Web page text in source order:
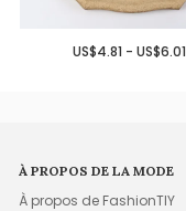
US$4.81 - US$6.01
À PROPOS DE LA MODE
À propos de FashionTIY